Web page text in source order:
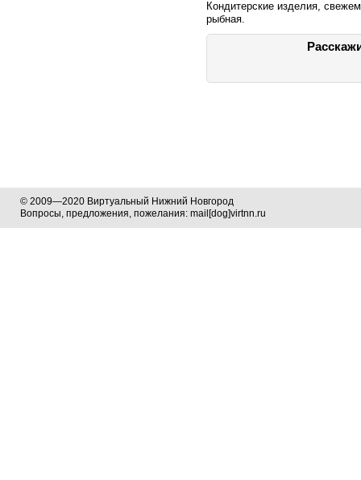
Кондитерские изделия,
рыбная.
© 2009—2020 Виртуальный Нижний Новгород
Вопросы, предложения, пожелания: mail[dog]virtnn.ru